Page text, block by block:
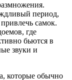
период,
самок.
где
бьются в
звуки и
которые обычно